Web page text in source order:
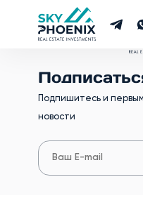
Подпишитесь и
новости